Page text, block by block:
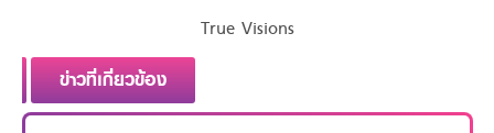
True Visions
ข่าวที่เกี่ยวข้อง